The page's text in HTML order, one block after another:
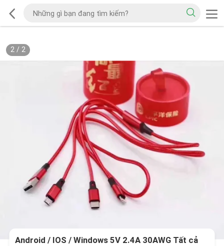
2/ 2
Android / IOS / Windows 5V 2.4A 30AWG Tất cả